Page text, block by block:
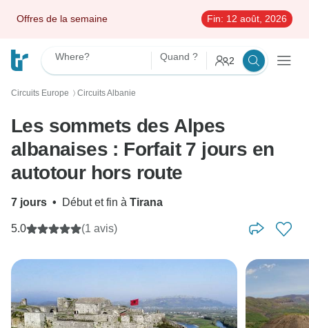
Offres de la semaine Fin: 12 août, 2026
Where? Quand ? 2
Circuits Europe 〉 Circuits Albanie
Les sommets des Alpes
albanaises : Forfait 7 jours en
autotour hors route
7 jours • Début et fin à Tirana
5.0 (1 avis)